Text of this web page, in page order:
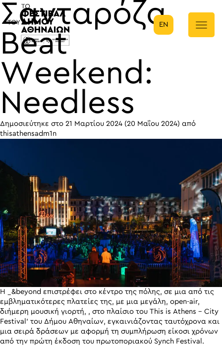
Κύρια πλοήγηση
EN
Σανταρόζα
Beat
Weekend:
Needless
Δημοσιεύτηκε στο 21 Μαρτίου 2024 (20 Μαΐου 2024) από
thisathensadm1n
Η _&beyond επιστρέφει στο κέντρο της πόλης, σε μια από τις
εμβληματικότερες πλατείες της, με μια μεγάλη, open-air,
διήμερη μουσική γιορτή, , στο πλαίσιο του This is Athens – City
Festival’ του Δήμου Αθηναίων, εγκαινιάζοντας ταυτόχρονα και
μια σειρά δράσεων με αφορμή τη συμπλήρωση είκοσι χρόνων
από την πρώτη έκδοση του πρωτοποριακού Synch Festival.